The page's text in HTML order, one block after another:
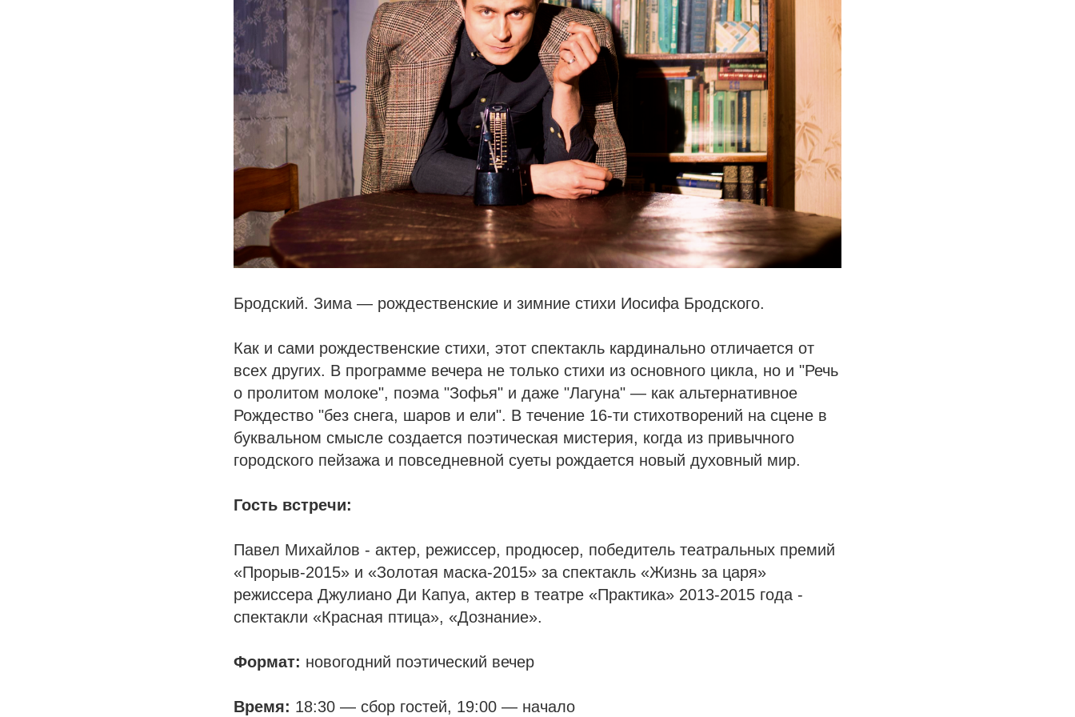
Бродский. Зима — рождественские и зимние стихи Иосифа Бродского.
Как и сами рождественские стихи, этот спектакль кардинально отличается от
всех других. В программе вечера не только стихи из основного цикла, но и "Речь
о пролитом молоке", поэма "Зофья" и даже "Лагуна" — как альтернативное
Рождество "без снега, шаров и ели". В течение 16-ти стихотворений на сцене в
буквальном смысле создается поэтическая мистерия, когда из привычного
городского пейзажа и повседневной суеты рождается новый духовный мир.
Гость встречи:
Павел Михайлов - актер, режиссер, продюсер, победитель театральных премий
«Прорыв-2015» и «Золотая маска-2015» за спектакль «Жизнь за царя»
режиссера Джулиано Ди Капуа, актер в театре «Практика» 2013-2015 года -
спектакли «Красная птица», «Дознание».
Формат: новогодний поэтический вечер
Время: 18:30 — сбор гостей, 19:00 — начало